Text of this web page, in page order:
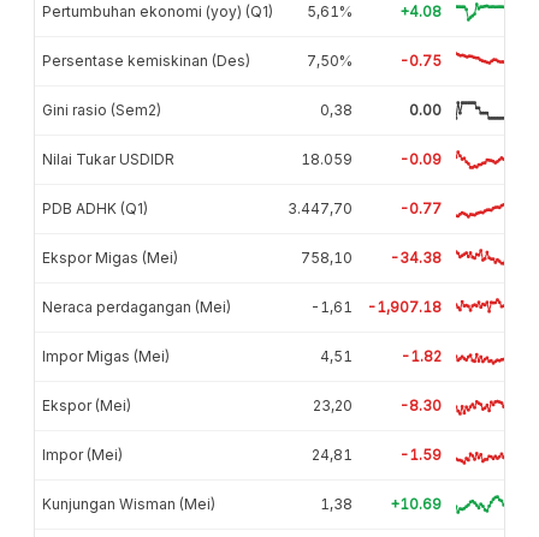
Pertumbuhan ekonomi (yoy) (Q1) 5,61% +4.08
Persentase kemiskinan (Des) 7,50% -0.75
Gini rasio (Sem2) 0,38 0.00
Nilai Tukar USDIDR 18.059 -0.09
PDB ADHK (Q1) 3.447,70 -0.77
Ekspor Migas (Mei) 758,10 -34.38
Neraca perdagangan (Mei) -1,61 -1,907.18
Impor Migas (Mei) 4,51 -1.82
Ekspor (Mei) 23,20 -8.30
Impor (Mei) 24,81 -1.59
Kunjungan Wisman (Mei) 1,38 +10.69